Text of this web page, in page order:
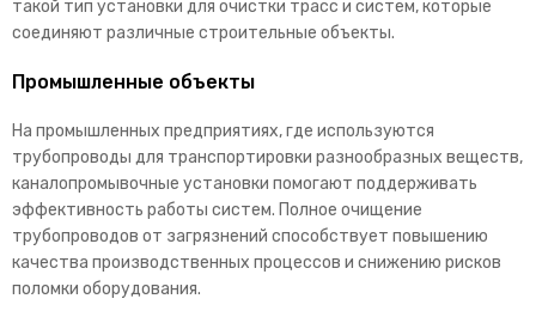
такой тип установки для очистки трасс и систем, которые
соединяют различные строительные объекты.
Промышленные объекты
На промышленных предприятиях, где используются
трубопроводы для транспортировки разнообразных веществ,
каналопромывочные установки помогают поддерживать
эффективность работы систем. Полное очищение
трубопроводов от загрязнений способствует повышению
качества производственных процессов и снижению рисков
поломки оборудования.